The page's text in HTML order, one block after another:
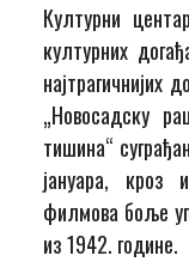
Културни
културних
најтрагичнијих
„Новосадску
тишина“
јануара, кроз
филмова боље
из 1942. године.